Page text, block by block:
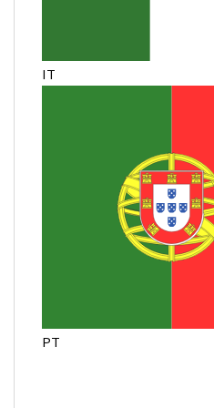
IT
PT